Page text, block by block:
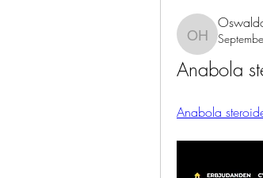
Oswaldo
Anabola
Anabola